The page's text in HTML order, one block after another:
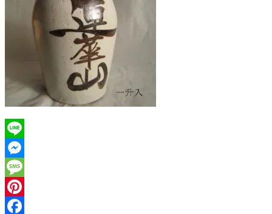
Line
Messenger
Message
Pinterest